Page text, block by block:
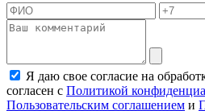
Я даю свое согласие на
согласен с Политикой
Пользовательским соглашением и